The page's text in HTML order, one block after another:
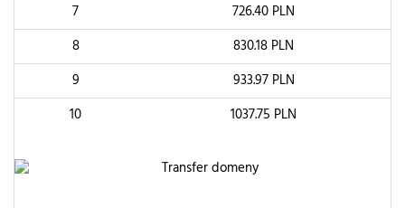
7
726.40 PLN
8
830.18 PLN
9
933.97PLN
10
1037.75 PLN